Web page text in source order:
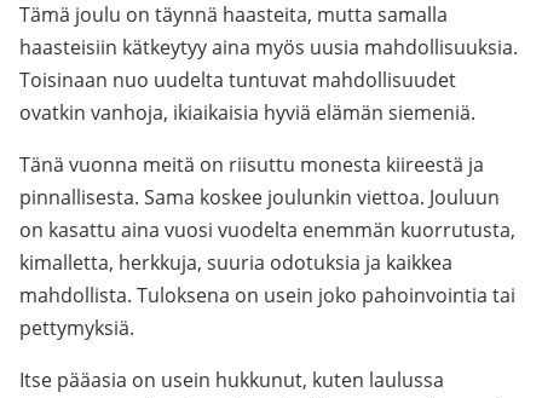
Tämä joulu on täynnä haasteita, mutta samalla
haasteisiin kätkeytyy aina myös uusia mahdollisuuksia.
Toisinaan nuo uudelta tuntuvat mahdollisuudet
ovatkin vanhoja, ikiaikaisia hyviä elämän siemeniä.
Tänä vuonna meitä on riisuttu monesta kiireestä ja
pinnallisesta. Sama koskee joulunkin viettoa. Jouluun
on kasattu aina vuosi vuodelta enemmän kuorrutusta,
kimalletta, herkkuja, suuria odotuksia ja kaikkea
mahdollista. Tuloksena on usein joko pahoinvointia tai
pettymyksiä.
Itse pääasia on usein hukkunut, kuten laulussa